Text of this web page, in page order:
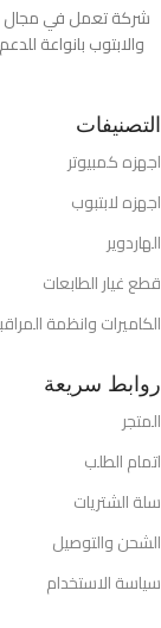
شركة تعمل في مجال
والابتوب بانواعة
التصنيفات
اجهزه كمبيوتر
اجهزه لابتبوب
الهاردوير
قطع غيار الطابعات
الكاميرات وانظمة
روابط سريعة
المتجر
اتمام الطلب
سلة الشتريات
الشحن والتوصيل
سياسة الاستخدام